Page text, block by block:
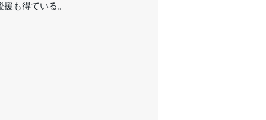
も得ている。